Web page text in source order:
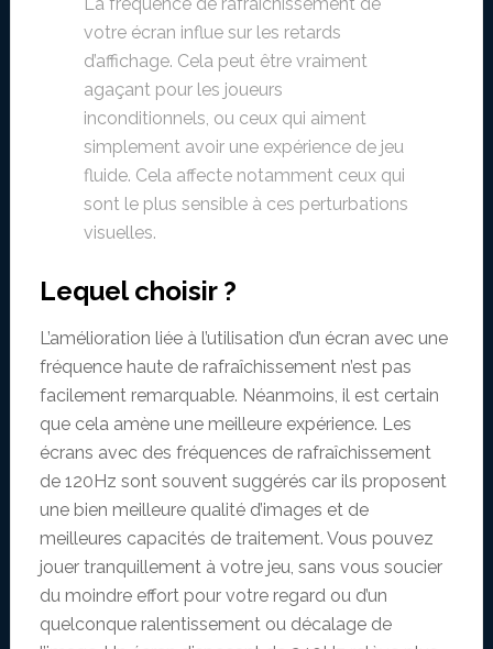
votre écran influe sur les retards
d’affichage. Cela peut être vraiment
agaçant pour les joueurs
inconditionnels, ou ceux qui aiment
simplement avoir une expérience de jeu
fluide. Cela affecte notamment ceux qui
sont le plus sensible à ces perturbations
visuelles.
Lequel choisir ?
L’amélioration liée à l’utilisation d’un écran avec une
fréquence haute de rafraîchissement n’est pas
facilement remarquable. Néanmoins, il est certain
que cela amène une meilleure expérience. Les
écrans avec des fréquences de rafraîchissement
de 120Hz sont souvent suggérés car ils proposent
une bien meilleure qualité d’images et de
meilleures capacités de traitement. Vous pouvez
jouer tranquillement à votre jeu, sans vous soucier
du moindre effort pour votre regard ou d’un
quelconque ralentissement ou décalage de